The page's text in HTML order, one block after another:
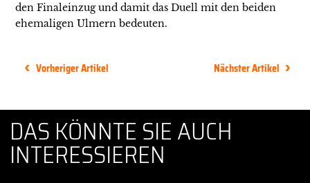
den Finaleinzug und damit das Duell mit den beiden
ehemaligen Ulmern bedeuten.
Vorheriger Artikel Nächster Artikel
DAS KÖNNTE SIE AUCH
INTERESSIEREN